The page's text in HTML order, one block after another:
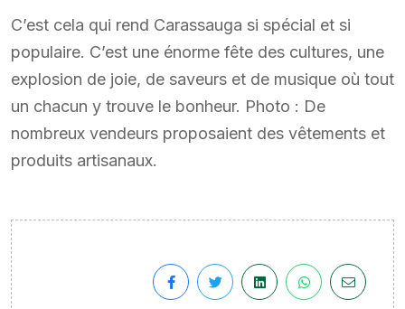
C’est cela qui rend Carassauga si spécial et si
populaire. C’est une énorme fête des cultures, une
explosion de joie, de saveurs et de musique où tout
un chacun y trouve le bonheur. Photo : De
nombreux vendeurs proposaient des vêtements et
produits artisanaux.